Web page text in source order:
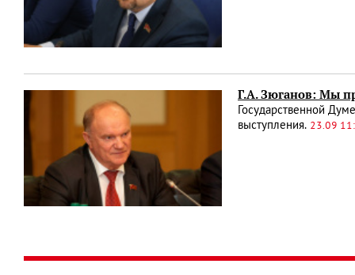
Г.А. Зюганов: Мы
Государственной
выступления. 23.09